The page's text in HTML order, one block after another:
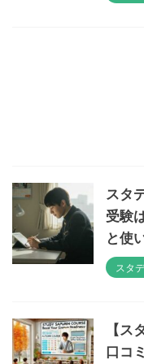
スタ
受験
と使
スタ
【ス
口コ